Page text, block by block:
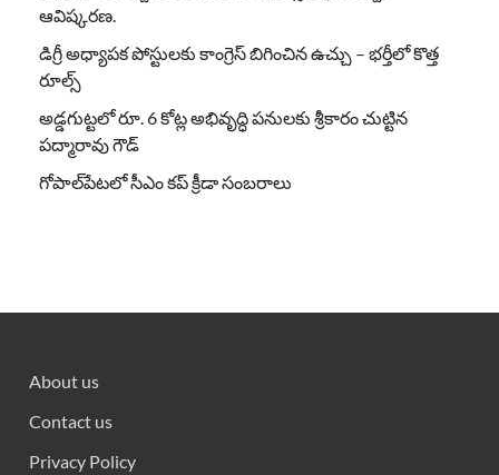
ఆవిష్కరణ.
డిగ్రీ అధ్యాపక పోస్టులకు కాంగ్రెస్ బిగించిన ఉచ్చు – భర్తీలో కొత్త
రూల్స్
అడ్డగుట్టలో రూ. 6 కోట్ల అభివృద్ధి పనులకు శ్రీకారం చుట్టిన
పద్మారావు గౌడ్
గోపాల్‌పేటలో సీఎం కప్ క్రీడా సంబరాలు
About us
Contact us
Privacy Policy